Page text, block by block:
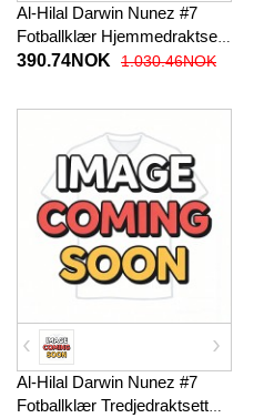
Al-Hilal Darwin Nunez #7
Fotballklær Hjemmedraktsett
Barn 2025-26 Kortermet (+
390.74NOK 1.030.46NOK
Al-Hilal Darwin Nunez #7
Fotballklær Tredjedraktsett